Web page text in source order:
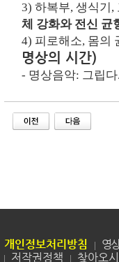
3)하복부,생식기 ,
체 강화와 전신 균
4) 피로해소, 몸의
명상의 시간)
- 명상음악: 그립
개인정보처리방침 영
저작권정책
찾아오